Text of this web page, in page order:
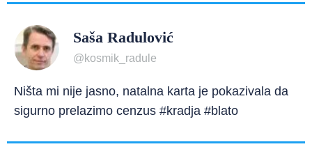
Saša Radulović
@kosmik_radule
Ništa mi nije jasno, natalna karta je pokazivala da
sigurno prelazimo cenzus #kradja #blato